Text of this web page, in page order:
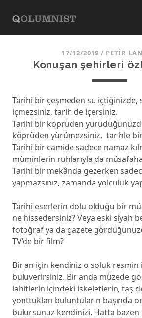
17/12/2019 / PETIR
Konuşan şehirleri
Tarihi bir çeşmeden su içtiğinizde,
içmezsiniz, tarih de içersiniz.
Tarihi bir köprüden
köprüden yürümezsiniz, tarihle
Tarihi bir camide sadece namaz
müminlerin ruhlarıyla da
Tarihi bir mekânda gezerken
yapmazsınız, zamanda yolculuk
Tarihi eserlerin dolu olduğu bir
ne hissedersiniz? Veya eski siyah
fotoğraf ya da gazete
TV’de bir film?
Bir an için kendiniz o soluk resmin
buluverirsiniz. Bir anda müzede
lahitlerin içindeki iskeletlerin, taş
yonttukları buluntuların başında
bulursunuz kendinizi. Hatta